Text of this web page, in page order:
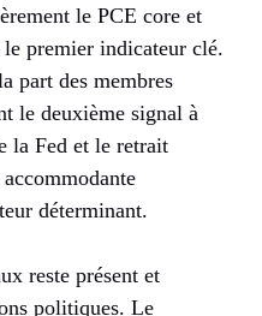
le PCE core et
premier indicateur clé.
part des membres
le deuxième signal à
la Fed et le retrait
déterminant.
reste présent et
politiques. Le